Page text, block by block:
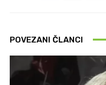
POVEZANI ČLANCI